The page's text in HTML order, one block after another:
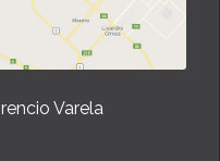
Varela